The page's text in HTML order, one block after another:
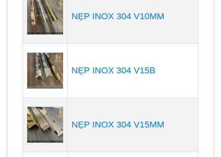
NẸP INOX 304 V10MM
NẸP INOX 304 V15B
NẸP INOX 304 V15MM